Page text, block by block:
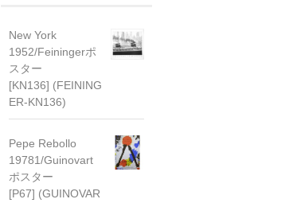
New York
1952/Feiningerポ
スター
[KN136] (FEINING
ER-KN136)
Pepe Rebollo
19781/Guinovart
ポスター
[P67] (GUINOVAR